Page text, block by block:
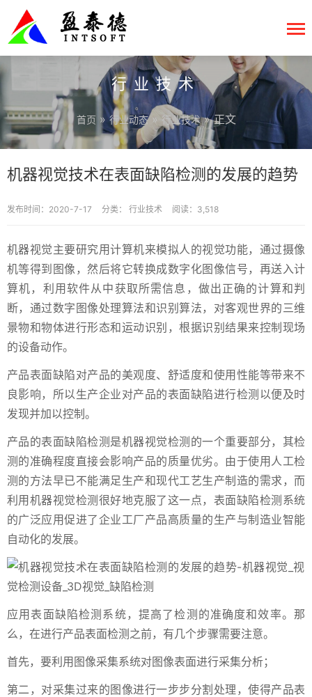
行业技术
首页 »行业动态» 行业技术» 正文
机器视觉技术在表面缺陷检测的发展的趋势
发布时间：2020-7-17 分类： 行业技术 阅读：3,518
机器视觉主要研究用计算机来模拟人的视觉功能，通过摄像
机等得到图像，然后将它转换成数字化图像信号，再送入计
算机，利用软件从中获取所需信息，做出正确的计算和判
断，通过数字图像处理算法和识别算法，对客观世界的三维
景物和物体进行形态和运动识别，根据识别结果来控制现场
的设备动作。
产品表面缺陷对产品的美观度、舒适度和使用性能等带来不
良影响，所以生产企业对产品的表面缺陷进行检测以便及时
发现并加以控制。
产品的表面缺陷检测是机器视觉检测的一个重要部分，其检
测的准确程度直接会影响产品的质量优劣。由于使用人工检
测的方法早已不能满足生产和现代工艺生产制造的需求，而
利用机器视觉检测很好地克服了这一点，表面缺陷检测系统
的广泛应用促进了企业工厂产品高质量的生产与制造业智能
自动化的发展。
应用表面缺陷检测系统，提高了检测的准确度和效率。那
么，在进行产品表面检测之前，有几个步骤需要注意。
首先，要利用图像采集系统对图像表面进行采集分析；
第二，对采集过来的图像进行一步步分割处理，使得产品表